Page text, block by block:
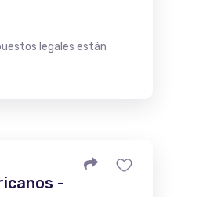
legales están
-